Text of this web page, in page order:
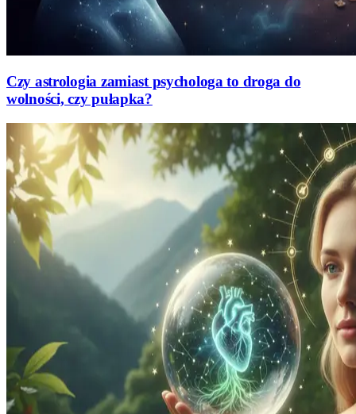
Czy astrologia zamiast psychologa to droga do
wolności, czy pułapka?